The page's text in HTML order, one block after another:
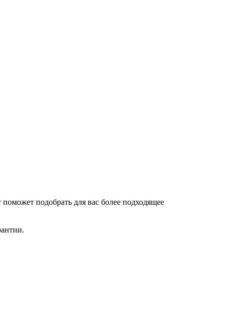
подобрать для вас более подходящее